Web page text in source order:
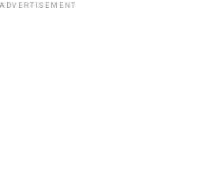
ADVERTISEMENT